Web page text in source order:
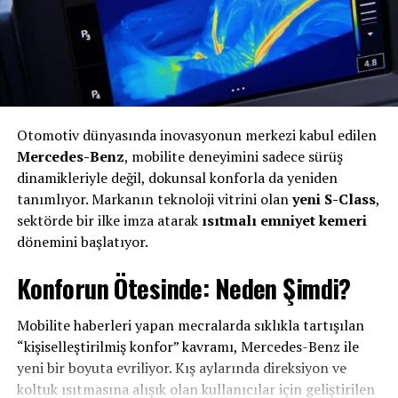
kapsamında, elektrikli mobiliteye yönelik yaklaşımını
ortaya koyan farklı yeniliklerini ve geleceğe ışık tutan
tasarım çalışmalarını da ziyaretçilerle buluşturacak.
Opel standı, hem mevcut ürün gamını hem de markanın
geleceğe yönelik stratejisini yansıtan önemli bir deneyim
Opel, ekim ayında Paris Otomobil Fuarı’na güçlü bir geri
dönüş yapmaya hazırlanıyor. Marka, en yeni modellerini
benzersiz bir atmosferde sergileyerek ziyaretçilere
etkileyici bir deneyim sunarken, Paris’teki varlığıyla
dikkat çekici ve kapsamlı bir katılıma imza atacak.
Otomotiv sektörünün en önemli uluslararası
organizasyonları arasında yer alan Paris Otomobil Fuarı,
geleceğin mobilite trendlerini ve bu alandaki en yeni
teknolojileri bir araya getiren önemli bir platform
olmayı sürdürüyor. 91’inci kez düzenlenecek fuar, 12–18
Ekim 2026 tarihleri arasında ziyaret edilebilecek. Bir
Otomotiv dünyasında inovasyonun merkezi kabul edilen
Mercedes-Benz, mobilite deneyimini sadece sürüş
dinamikleriyle değil, dokunsal konforla da yeniden
tanımlıyor. Markanın teknoloji vitrini olanyeni S-Class,
sektörde bir ilke imza atarak ısıtmalı emniyet kemeri
dönemini başlatıyor.
Konforun Ötesinde: Neden Şimdi?
Mobilite haberleri yapan mecralarda sıklıkla tartışılan
“kişiselleştirilmiş konfor” kavramı, Mercedes-Benz ile
yeni bir boyuta evriliyor. Kış aylarında direksiyon ve
koltuk ısıtmasına alışık olan kullanıcılar için geliştirilen